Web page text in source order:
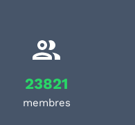
23821
membres